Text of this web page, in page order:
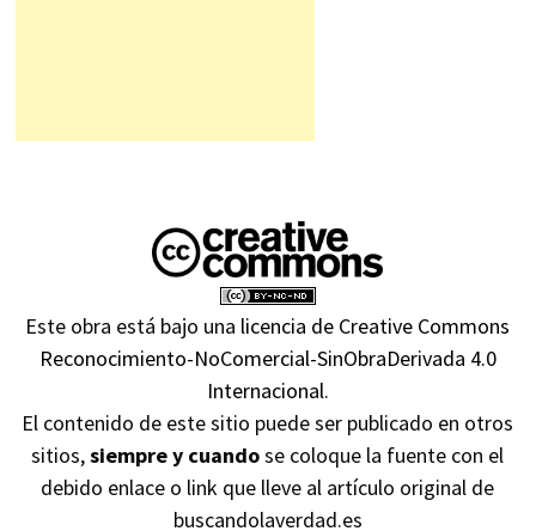
Este obra está bajo una licencia de Creative Commons
Reconocimiento-NoComercial-SinObraDerivada 4.0
Internacional.
El contenido de este sitio puede ser publicado en otros
sitios,siempre y cuandose coloque la fuente con el
debido enlace o link que lleve al artículo original de
buscandolaverdad.es